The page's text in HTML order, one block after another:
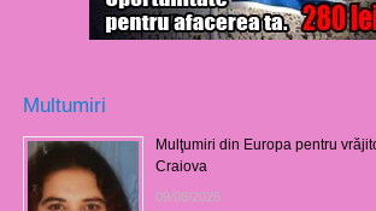
Multumiri
Mulţumiri din Europa pentru
Craiova
09/08/2026